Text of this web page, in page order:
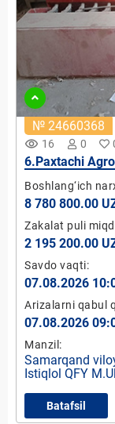
remove_red_eye 16 0
№ 24660368
6.Paxtachi
moslamasi
Boshlang‘ich
8 780 800.00
Zakalat puli
2 195
Savdo vaqti:
07.08.2026
Arizalarni qabul
07.08.2026
Manzil:
Samarqand
Istiqlol QFY
Batafsil